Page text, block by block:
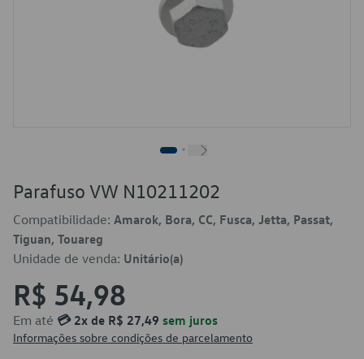
Parafuso VW N10211202
Compatibilidade: Amarok, Bora, CC, Fusca, Jetta, Passat,
Tiguan, Touareg
Unidade de venda: Unitário(a)
R$ 54,98
Em até 💳 2x de R$ 27,49 sem juros
Informações sobre condições de parcelamento